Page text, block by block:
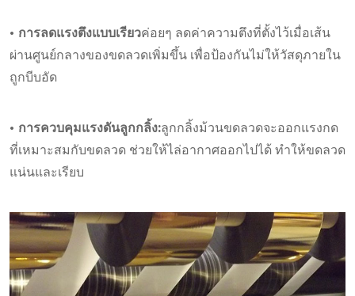
• การลดแรงตึงแบบเรียวค่อยๆ ลดค่าความตึงที่ตั้งไว้เมื่อเส้น
ผ่านศูนย์กลางของขดลวดเพิ่มขึ้น เพื่อป้องกันไม่ให้วัสดุภายใน
ถูกบีบอัด
• การควบคุมแรงดันลูกกลิ้ง:ลูกกลิ้งม้วนขดลวดจะออกแรงกด
ที่เหมาะสมกับขดลวด ช่วยให้ไล่อากาศออกไปได้ ทำให้ขดลวด
แน่นและเรียบ